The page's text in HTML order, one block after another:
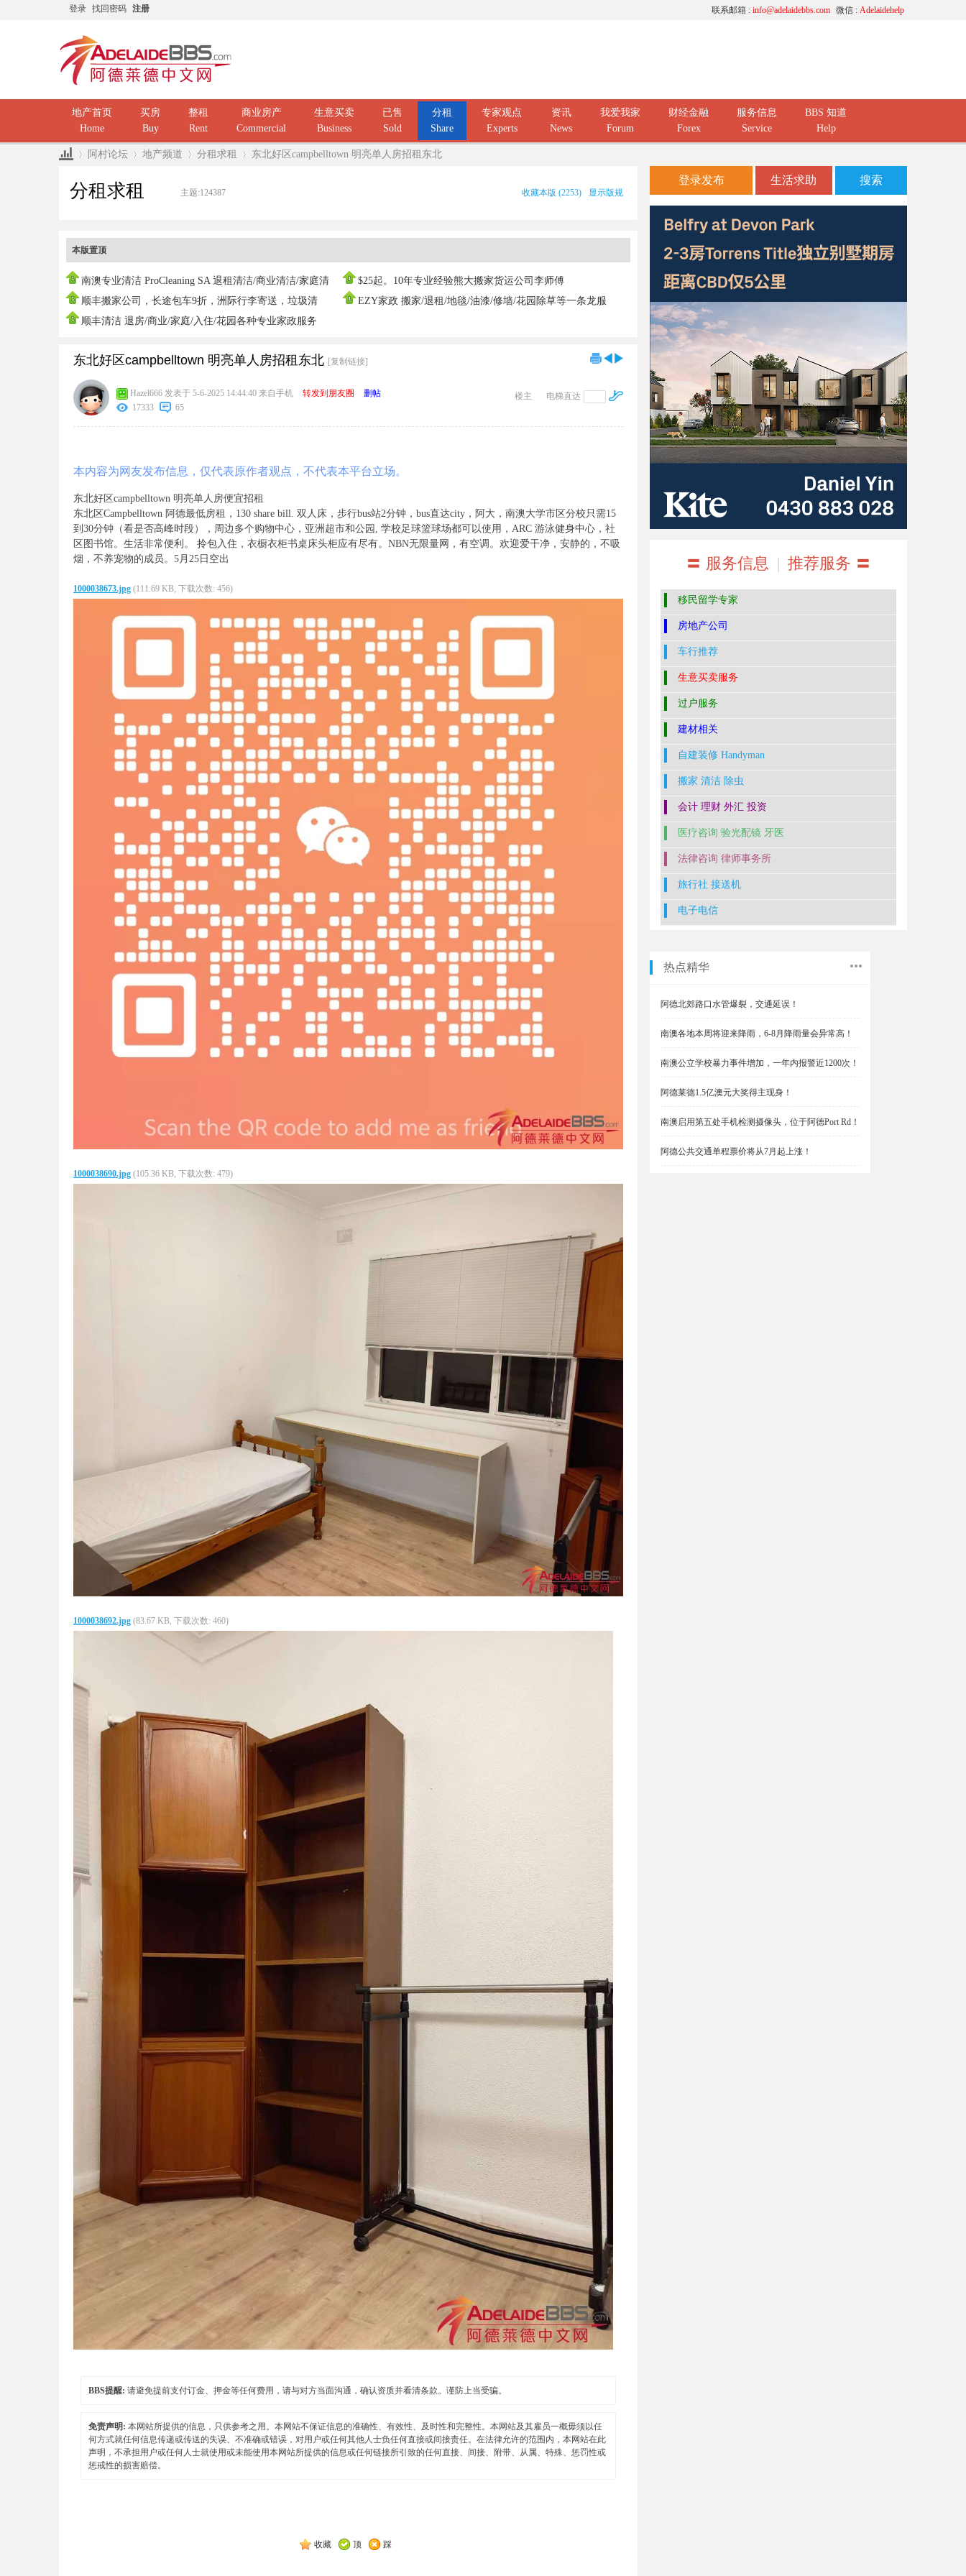
登录 找回密码 注册 微信 : Adelaidehelp
联系邮箱 : info@adelaidebbs.com
地产首页
Home
买房
Buy
整租
Rent
商业房产
Commercial
生意买卖
Business
已售
Sold
分租
Share
专家观点
Experts
资讯
News
我爱我家
Forum
财经金融
Forex
服务信息
Service
BBS 知道
Help
阿村论坛 地产频道 分租求租 东北好区campbelltown 明亮单人房招租东北
分租求租 主题:124387 显示版规
收藏本版 (2253)
本版置顶
南澳专业清洁 ProCleaning SA 退租清洁/商业清洁/家庭清
洁/ 民
$25起。10年专业经验熊大搬家货运公司李师傅
0437666808，寄存打
顺丰搬家公司，长途包车9折，洲际行李寄送，垃圾清
运，中国海运
EZY家政 搬家/退租/地毯/油漆/修墙/花园除草等一条龙服
顺丰清洁 退房/商业/家庭/入住/花园各种专业家政服务
东北好区campbelltown 明亮单人房招租东北 [复制链接]
电梯直达
楼主
Hazel666 发表于 5-6-2025 14:44:40 来自手机 转发到朋友圈
删帖
17333
65
本内容为网友发布信息，仅代表原作者观点，不代表本平台立场。
东北好区campbelltown 明亮单人房便宜招租
东北区Campbelltown 阿德最低房租，130 share bill. 双人床，步行bus站2分钟，bus直达city，阿大，南澳大学市区分校只需15
到30分钟（看是否高峰时段），周边多个购物中心，亚洲超市和公园, 学校足球篮球场都可以使用，ARC 游泳健身中心，社
区图书馆。生活非常便利。 拎包入住，衣橱衣柜书桌床头柜应有尽有。NBN无限量网，有空调。欢迎爱干净，安静的，不吸
烟，不养宠物的成员。5月25日空出
1000038673.jpg (111.69 KB, 下载次数: 456)
1000038690.jpg (105.36 KB, 下载次数: 479)
1000038692.jpg (83.67 KB, 下载次数: 460)
BBS提醒: 请避免提前支付订金、押金等任何费用，请与对方当面沟通，确认资质并看清条款。谨防上当受骗。
免责声明: 本网站所提供的信息，只供参考之用。本网站不保证信息的准确性、有效性、及时性和完整性。本网站及其雇员一概毋须以任
何方式就任何信息传递或传送的失误、不准确或错误，对用户或任何其他人士负任何直接或间接责任。在法律允许的范围内，本网站在此
声明，不承担用户或任何人士就使用或未能使用本网站所提供的信息或任何链接所引致的任何直接、间接、附带、从属、特殊、惩罚性或
惩戒性的损害赔偿。
收藏 顶 踩
登录发布 生活求助 搜索
〓 服务信息 | 推荐服务 〓
移民留学专家
房地产公司
车行推荐
生意买卖服务
过户服务
建材相关
自建装修 Handyman
搬家 清洁 除虫
会计 理财 外汇 投资
医疗咨询 验光配镜 牙医
法律咨询 律师事务所
旅行社 接送机
电子电信
热点精华
阿德北郊路口水管爆裂，交通延误！
南澳各地本周将迎来降雨，6-8月降雨量会异常高！
南澳公立学校暴力事件增加，一年内报警近1200次！
阿德莱德1.5亿澳元大奖得主现身！
南澳启用第五处手机检测摄像头，位于阿德Port Rd！
阿德公共交通单程票价将从7月起上涨！